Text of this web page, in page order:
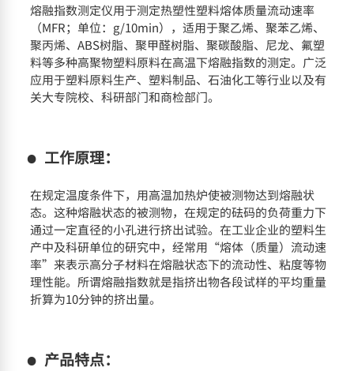
熔融指数测定仪用于测定热塑性塑料熔体质量流动速率
（MFR；单位：g/10min），适用于聚乙烯、聚苯乙烯、
聚丙烯、ABS树脂、聚甲醛树脂、聚碳酸脂、尼龙、氟塑
料等多种高聚物塑料原料在高温下熔融指数的测定。广泛
应用于塑料原料生产、塑料制品、石油化工等行业以及有
关大专院校、科研部门和商检部门。
工作原理：
在规定温度条件下，用高温加热炉使被测物达到熔融状
态。这种熔融状态的被测物，在规定的砝码的负荷重力下
通过一定直径的小孔进行挤出试验。在工业企业的塑料生
产中及科研单位的研究中，经常用“熔体（质量）流动速
率”来表示高分子材料在熔融状态下的流动性、粘度等物
理性能。所谓熔融指数就是指挤出物各段试样的平均重量
折算为10分钟的挤出量。
产品特点：